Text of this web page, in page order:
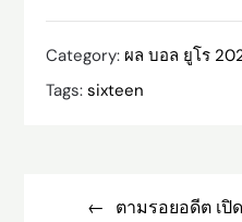
Category: ผล บอล ยูโร
Tags:sixteen
navigationตามรอยอดีต เปิ